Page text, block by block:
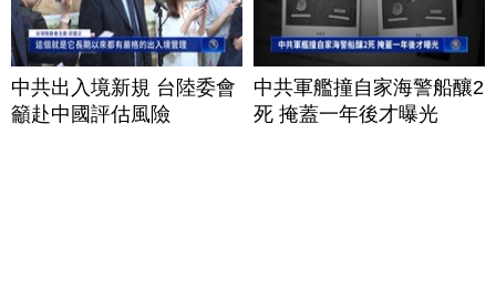
中共出入境新規 台陸委會
籲赴中國評估風險
中共軍艦撞自家海警船釀2
死 掩蓋一年後才曝光